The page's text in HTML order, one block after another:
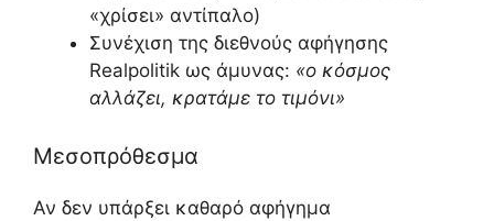
«χρίσει» αντίπαλο)
Συνέχιση της διεθνούς αφήγησης
Realpolitik ως άμυνας: «ο κόσμος
αλλάζει, κρατάμε το τιμόνι»
Μεσοπρόθεσμα
Αν δεν υπάρξει καθαρό αφήγημα